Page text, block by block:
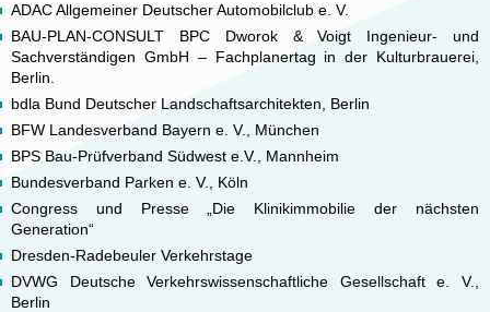
ADAC Allgemeiner Deutscher Automobilclub e. V.
BAU-PLAN-CONSULT BPC Dworok & Voigt Ingenieur- und
Sachverständigen GmbH – Fachplanertag in der Kulturbrauerei,
Berlin.
bdla Bund Deutscher Landschaftsarchitekten, Berlin
BFW Landesverband Bayern e. V., München
BPS Bau-Prüfverband Südwest e.V., Mannheim
Bundesverband Parken e. V., Köln
Congress und Presse „Die Klinikimmobilie der nächsten
Generation“
Dresden-Radebeuler Verkehrstage
DVWG Deutsche Verkehrswissenschaftliche Gesellschaft e. V.,
Berlin